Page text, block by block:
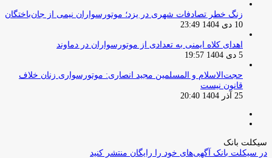
زنگ خطر تصادفات شهری در یزد؛ موتورسواران نیمی از جان‌باختگان
10 دی 1404 23:49
اهدای کلاه ایمنی به تعدادی از موتورسواران در دماوند
5 دی 1404 19:57
حجت‌الاسلام و المسلمین مجید انصاری: موتورسواری زنان خلاف
قانون نیست
25 آذر 1404 20:40
سیکلت بانک
در سیکلت بانک آگهی‌های خود را رایگان منتشر کنید